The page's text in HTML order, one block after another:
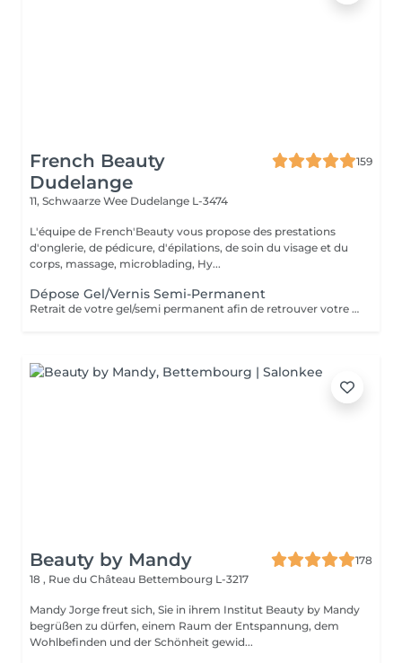
French Beauty
Dudelange
159
11, Schwaarze Wee Dudelange L-3474
L'équipe de French'Beauty vous propose des prestations
d'onglerie, de pédicure, d'épilations, de soin du visage et du
corps, massage, microblading, Hy...
Dépose Gel/Vernis Semi-Permanent
Retrait de votre gel/semi permanent afin de retrouver votre ongle naturel.
Beauty by Mandy
178
18 , Rue du Château Bettembourg L-3217
Mandy Jorge freut sich, Sie in ihrem Institut Beauty by Mandy
begrüßen zu dürfen, einem Raum der Entspannung, dem
Wohlbefinden und der Schönheit gewid...